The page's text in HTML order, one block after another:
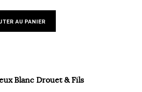
AU PANIER
Blanc Drouet & Fils